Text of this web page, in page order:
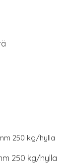
250 kg/hylla